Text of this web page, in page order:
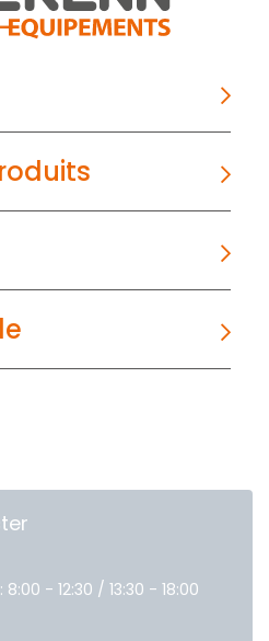
- 12:30 / 13:30 - 18:00